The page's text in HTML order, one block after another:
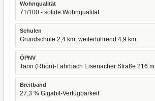
Wohnqualität
71/100 - solide Wohnqualität
Schulen
Grundschule 2,4 km, weiterführend 4,9 km
ÖPNV
Tann (Rhön)-Lahrbach Eisenacher Straße 216 m
Breitband
27,3 % Gigabit-Verfügbarkeit